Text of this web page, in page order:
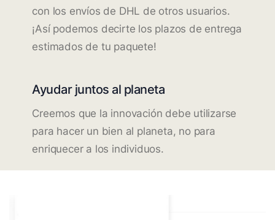
con los envíos de DHL de otros usuarios.
¡Así podemos decirte los plazos de entrega
estimados de tu paquete!
Ayudar juntos al planeta
Creemos que la innovación debe utilizarse
para hacer un bien al planeta, no para
enriquecer a los individuos.